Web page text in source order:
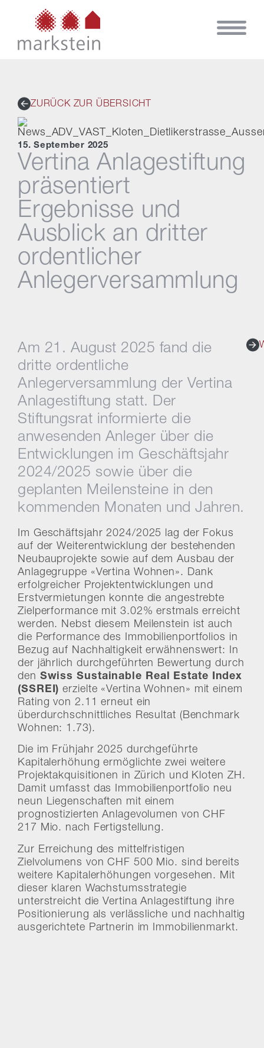
ZURÜCK ZUR ÜBERSICHT
15. September 2025
Vertina Anlagestiftung
präsentiert
Ergebnisse und
Ausblick an dritter
ordentlicher
Anlegerversammlung
Am 21. August 2025 fand die
dritte ordentliche
Anlegerversammlung der Vertina
Anlagestiftung statt. Der
Stiftungsrat informierte die
anwesenden Anleger über die
Entwicklungen im Geschäftsjahr
2024/2025 sowie über die
geplanten Meilensteine in den
kommenden Monaten und Jahren.
Im Geschäftsjahr 2024/2025 lag der Fokus
auf der Weiterentwicklung der bestehenden
Neubauprojekte sowie auf dem Ausbau der
Anlagegruppe «Vertina Wohnen». Dank
erfolgreicher Projektentwicklungen und
Erstvermietungen konnte die angestrebte
Zielperformance mit 3.02% erstmals erreicht
werden. Nebst diesem Meilenstein ist auch
die Performance des Immobilienportfolios in
Bezug auf Nachhaltigkeit erwähnenswert: In
der jährlich durchgeführten Bewertung durch
den Swiss Sustainable Real Estate Index
(SSREI) erzielte «Vertina Wohnen» mit einem
Rating von 2.11 erneut ein
überdurchschnittliches Resultat (Benchmark
Wohnen: 1.73).
Die im Frühjahr 2025 durchgeführte
Kapitalerhöhung ermöglichte zwei weitere
Projektakquisitionen in Zürich und Kloten ZH.
Damit umfasst das Immobilienportfolio neu
neun Liegenschaften mit einem
prognostizierten Anlagevolumen von CHF
217 Mio. nach Fertigstellung.
Zur Erreichung des mittelfristigen
Zielvolumens von CHF 500 Mio. sind bereits
weitere Kapitalerhöhungen vorgesehen. Mit
dieser klaren Wachstumsstrategie
unterstreicht die Vertina Anlagestiftung ihre
Positionierung als verlässliche und nachhaltig
ausgerichtete Partnerin im Immobilienmarkt.